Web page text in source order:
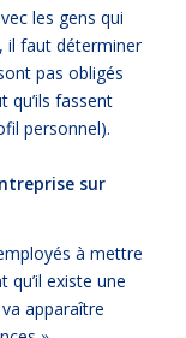
les gens qui
il faut déterminer
pas obligés
qu’ils fassent
personnel).
sur
à mettre
existe une
apparaître